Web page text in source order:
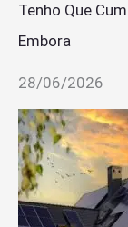
Tenho Que
Embora
28/06/2026